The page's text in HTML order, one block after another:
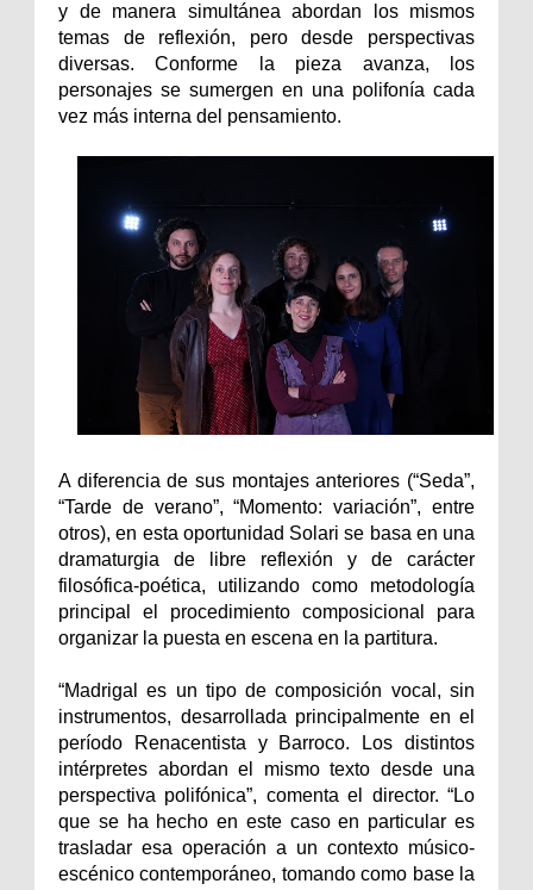
y de manera simultánea abordan los mismos
temas de reflexión, pero desde perspectivas
diversas. Conforme la pieza avanza, los
personajes se sumergen en una polifonía cada
vez más interna del pensamiento.
A diferencia de sus montajes anteriores (“Seda”,
“Tarde de verano”, “Momento: variación”, entre
otros), en esta oportunidad Solari se basa en una
dramaturgia de libre reflexión y de carácter
filosófica-poética, utilizando como metodología
principal el procedimiento composicional para
organizar la puesta en escena en la partitura.
“Madrigal es un tipo de composición vocal, sin
instrumentos, desarrollada principalmente en el
período Renacentista y Barroco. Los distintos
intérpretes abordan el mismo texto desde una
perspectiva polifónica”, comenta el director. “Lo
que se ha hecho en este caso en particular es
trasladar esa operación a un contexto músico-
escénico contemporáneo, tomando como base la